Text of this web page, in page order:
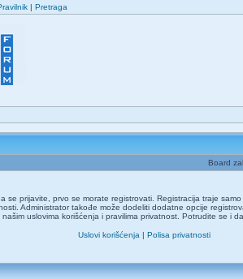
| Pretraga
Board
se prijavite, prvo se morate registrovati. Registracija traje
Administrator takođe može dodeliti dodatne opcije
uslovima korišćenja i pravilima privatnost. Potrudite se i
Uslovi korišćenja | Polisa privatnosti